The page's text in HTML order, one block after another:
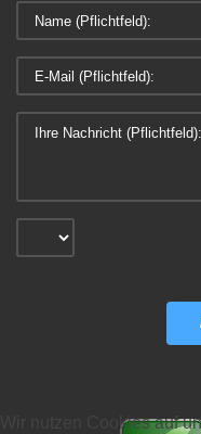
Wir nutzen Cookies auf